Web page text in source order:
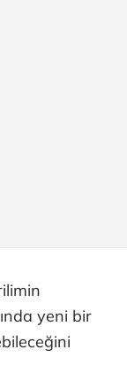
yeni bir